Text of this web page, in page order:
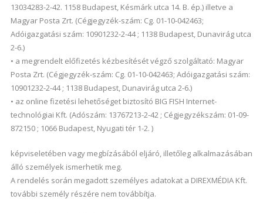
13034283-2-42. 1158 Budapest, Késmárk utca 14. B. ép.) illetve a
Magyar Posta Zrt. (Cégjegyzék-szám: Cg. 01-10-042463;
Adóigazgatási szám: 10901232-2-44 ; 1138 Budapest, Dunavirág utca
2-6.)
• a megrendelt előfizetés kézbesítését végző szolgáltató: Magyar
Posta Zrt. (Cégjegyzék-szám: Cg. 01-10-042463; Adóigazgatási szám:
10901232-2-44 ; 1138 Budapest, Dunavirág utca 2-6.)
• az online fizetési lehetőséget biztosító BIG FISH Internet-
technológiai Kft. (Adószám: 13767213-2-42 ; Cégjegyzékszám: 01-09-
872150 ; 1066 Budapest, Nyugati tér 1-2. )
képviseletében vagy megbízásából eljáró, illetőleg alkalmazásában
álló személyek ismerhetik meg.
A rendelés során megadott személyes adatokat a DIREXMÉDIA Kft.
további személy részére nem továbbítja.